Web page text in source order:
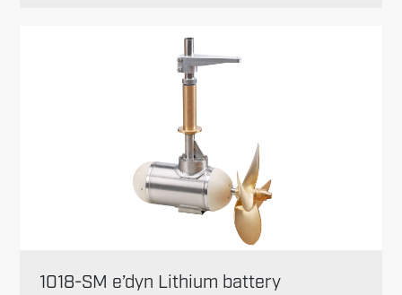
1018-SM e’dyn Lithium battery